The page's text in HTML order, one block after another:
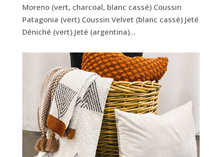
Moreno (vert, charcoal, blanc cassé) Coussin
Patagonia (vert) Coussin Velvet (blanc cassé) Jeté
Déniché (vert) Jeté (argentina)...